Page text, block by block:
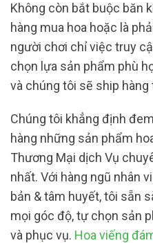
Không còn bắt buộc băn
hàng mua hoa hoặc là
người chơi chỉ việc truy
chọn lựa sản phẩm phù
và chúng tôi sẽ ship
Chúng tôi khẳng định
hàng những sản phẩm
Thương Mại dịch Vụ
nhất. Với hàng ngũ nhân
bản & tâm huyết, tôi sẵn
mọi góc độ, tự chọn sản
và phục vụ. Hoa viếng